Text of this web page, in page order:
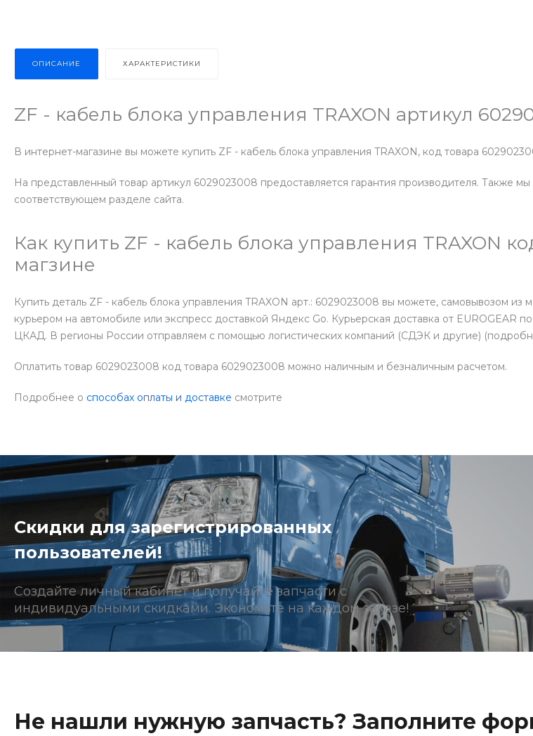
ОПИСАНИЕ ХАРАКТЕРИСТИКИ
ZF - кабель блока управления TRAXON артикул
В интернет-магазине вы можете купить ZF - кабель блока управления TRAXON, код товара
На представленный товар артикул 6029023008 предоставляется гарантия производителя. Также
соответствующем разделе сайта.
Как купить ZF - кабель блока управления TRAXON
магзине
Купить деталь ZF - кабель блока управления TRAXON арт.: 6029023008 вы можете, самовывозом
курьером на автомобиле или экспресс доставкой Яндекс Go. Курьерская доставка от EUROGEAR
ЦКАД. В регионы России отправляем с помощью логистических компаний (СДЭК и другие)
Оплатить товар 6029023008 код товара 6029023008 можно наличным и безналичным расчетом.
Подробнее о способах оплаты и доставке смотрите
Скидки для зарегистрированных
пользователей!
Создайте личный кабинет и получайте запчасти с
индивидуальными скидками. Экономьте на каждом заказе!
Не нашли нужную запчасть? Заполните